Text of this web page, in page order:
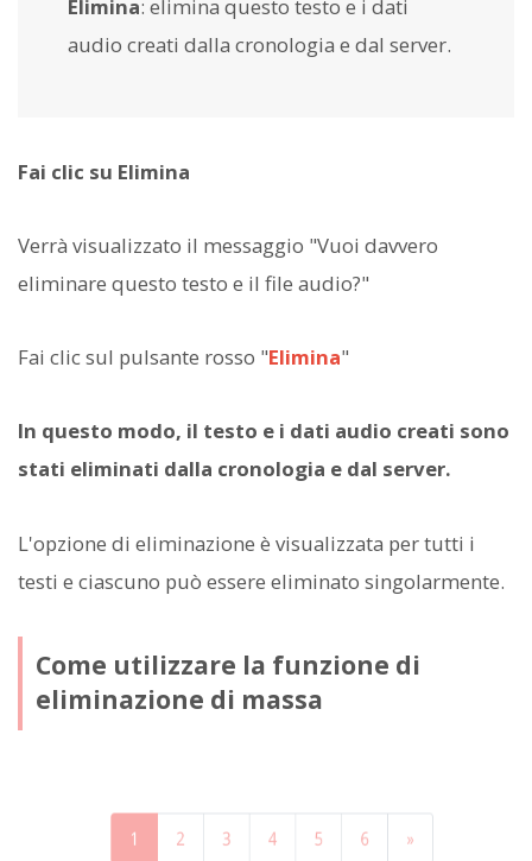
Elimina: elimina questo testo e i dati
audio creati dalla cronologia e dal server.
Fai clic su Elimina
Verrà visualizzato il messaggio "Vuoi davvero
eliminare questo testo e il file audio?"
Fai clic sul pulsante rosso "Elimina"
In questo modo, il testo e i dati audio creati sono
stati eliminati dalla cronologia e dal server.
L'opzione di eliminazione è visualizzata per tutti i
testi e ciascuno può essere eliminato singolarmente.
Come utilizzare la funzione di
eliminazione di massa